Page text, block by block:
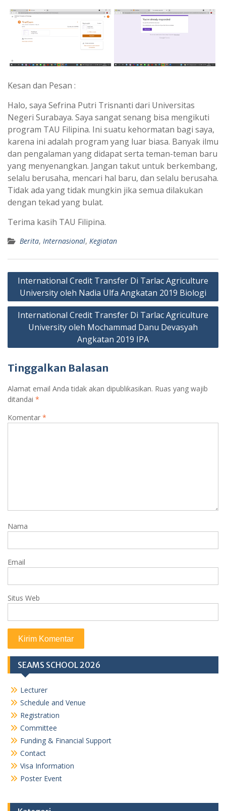
Kesan dan Pesan :
Halo, saya Sefrina Putri Trisnanti dari Universitas
Negeri Surabaya. Saya sangat senang bisa mengikuti
program TAU Filipina. Ini suatu kehormatan bagi saya,
karena ini adalah program yang luar biasa. Banyak ilmu
dan pengalaman yang didapat serta teman-teman baru
yang menyenangkan. Jangan takut untuk berkembang,
selalu berusaha, mencari hal baru, dan selalu berusaha.
Tidak ada yang tidak mungkin jika semua dilakukan
dengan tekad yang bulat.
Terima kasih TAU Filipina.
Berita, Internasional, Kegiatan
Navigasi
pos
International Credit Transfer Di Tarlac Agriculture
University oleh Nadia Ulfa Angkatan 2019 Biologi
International Credit Transfer Di Tarlac Agriculture
University oleh Mochammad Danu Devasyah
Angkatan 2019 IPA
Tinggalkan Balasan
Alamat email Anda tidak akan dipublikasikan. Ruas yang wajib
ditandai *
Komentar *
Nama
Email
Situs Web
SEAMS SCHOOL 2026
Lecturer
Schedule and Venue
Registration
Committee
Funding & Financial Support
Contact
Visa Information
Poster Event